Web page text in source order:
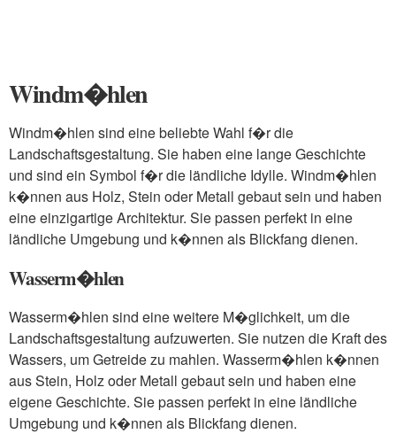
Windm�hlen
Windm�hlen sind eine beliebte Wahl f�r die
Landschaftsgestaltung. Sie haben eine lange Geschichte
und sind ein Symbol f�r die ländliche Idylle. Windm�hlen
k�nnen aus Holz, Stein oder Metall gebaut sein und haben
eine einzigartige Architektur. Sie passen perfekt in eine
ländliche Umgebung und k�nnen als Blickfang dienen.
Wasserm�hlen
Wasserm�hlen sind eine weitere M�glichkeit, um die
Landschaftsgestaltung aufzuwerten. Sie nutzen die Kraft des
Wassers, um Getreide zu mahlen. Wasserm�hlen k�nnen
aus Stein, Holz oder Metall gebaut sein und haben eine
eigene Geschichte. Sie passen perfekt in eine ländliche
Umgebung und k�nnen als Blickfang dienen.